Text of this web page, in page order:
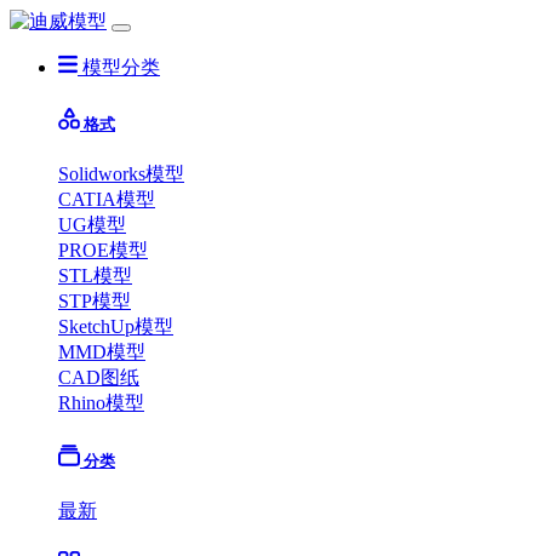
模型分类
格式
Solidworks模型
CATIA模型
UG模型
PROE模型
STL模型
STP模型
SketchUp模型
MMD模型
CAD图纸
Rhino模型
分类
最新